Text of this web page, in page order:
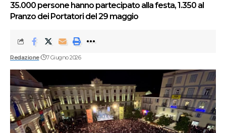
35.000 persone hanno partecipato alla festa, 1.350 al
Pranzo dei Portatori del 29 maggio
Redazione 7 Giugno 2026